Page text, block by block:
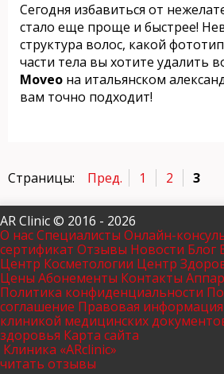
Сегодня избавиться от
стало еще проще и быстрее!
структура волос, какой
части тела вы хотите удалить
Moveo на итальянском
вам точно подходит!
Страницы: Пред. 1 2 3
AR Clinic © 2016 - 2026
О насСпециалисты Онлайн-
сертификат Отзывы Новости Блог
Центр Косметологии Центр
Цены Абонементы Контакты
Политика конфиденциальности
соглашение Правовая информация
клиникой медицинских
здоровья Карта сайта
Клиника «ARclinic»
читать отзывы